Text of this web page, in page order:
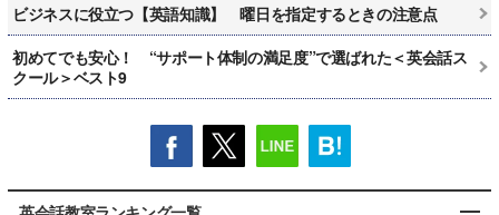
ビジネスに役立つ【英語知識】 曜日を指定するときの注意点
初めてでも安心！ “サポート体制の満足度”で選ばれた＜英会話ス
クール＞ベスト9